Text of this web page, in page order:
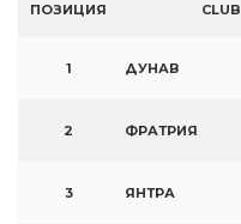
ПОЗИЦИЯ CLUB
1 ДУНАВ
2 ФРАТРИЯ
3 ЯНТРА